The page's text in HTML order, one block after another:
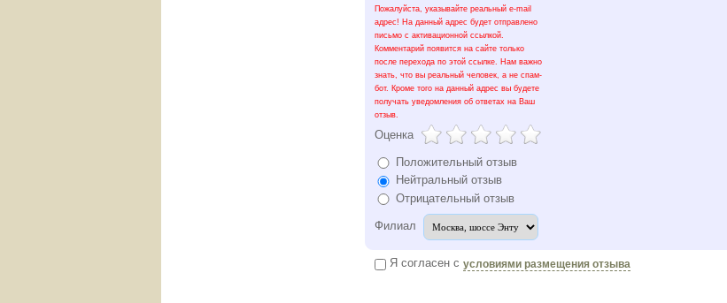
Пожалуйста, указывайте реальный e-mail
адрес! На данный адрес будет отправлено
письмо с активационной ссылкой.
Комментарий появится на сайте только
после перехода по этой ссылке. Нам важно
знать, что вы реальный человек, а не спам-
бот. Кроме того на данный адрес вы будете
получать уведомления об ответах на Ваш
отзыв.
Оценка
Положительный отзыв
Нейтральный отзыв
Отрицательный отзыв
Филиал
Я согласен с условиями размещения отзыва